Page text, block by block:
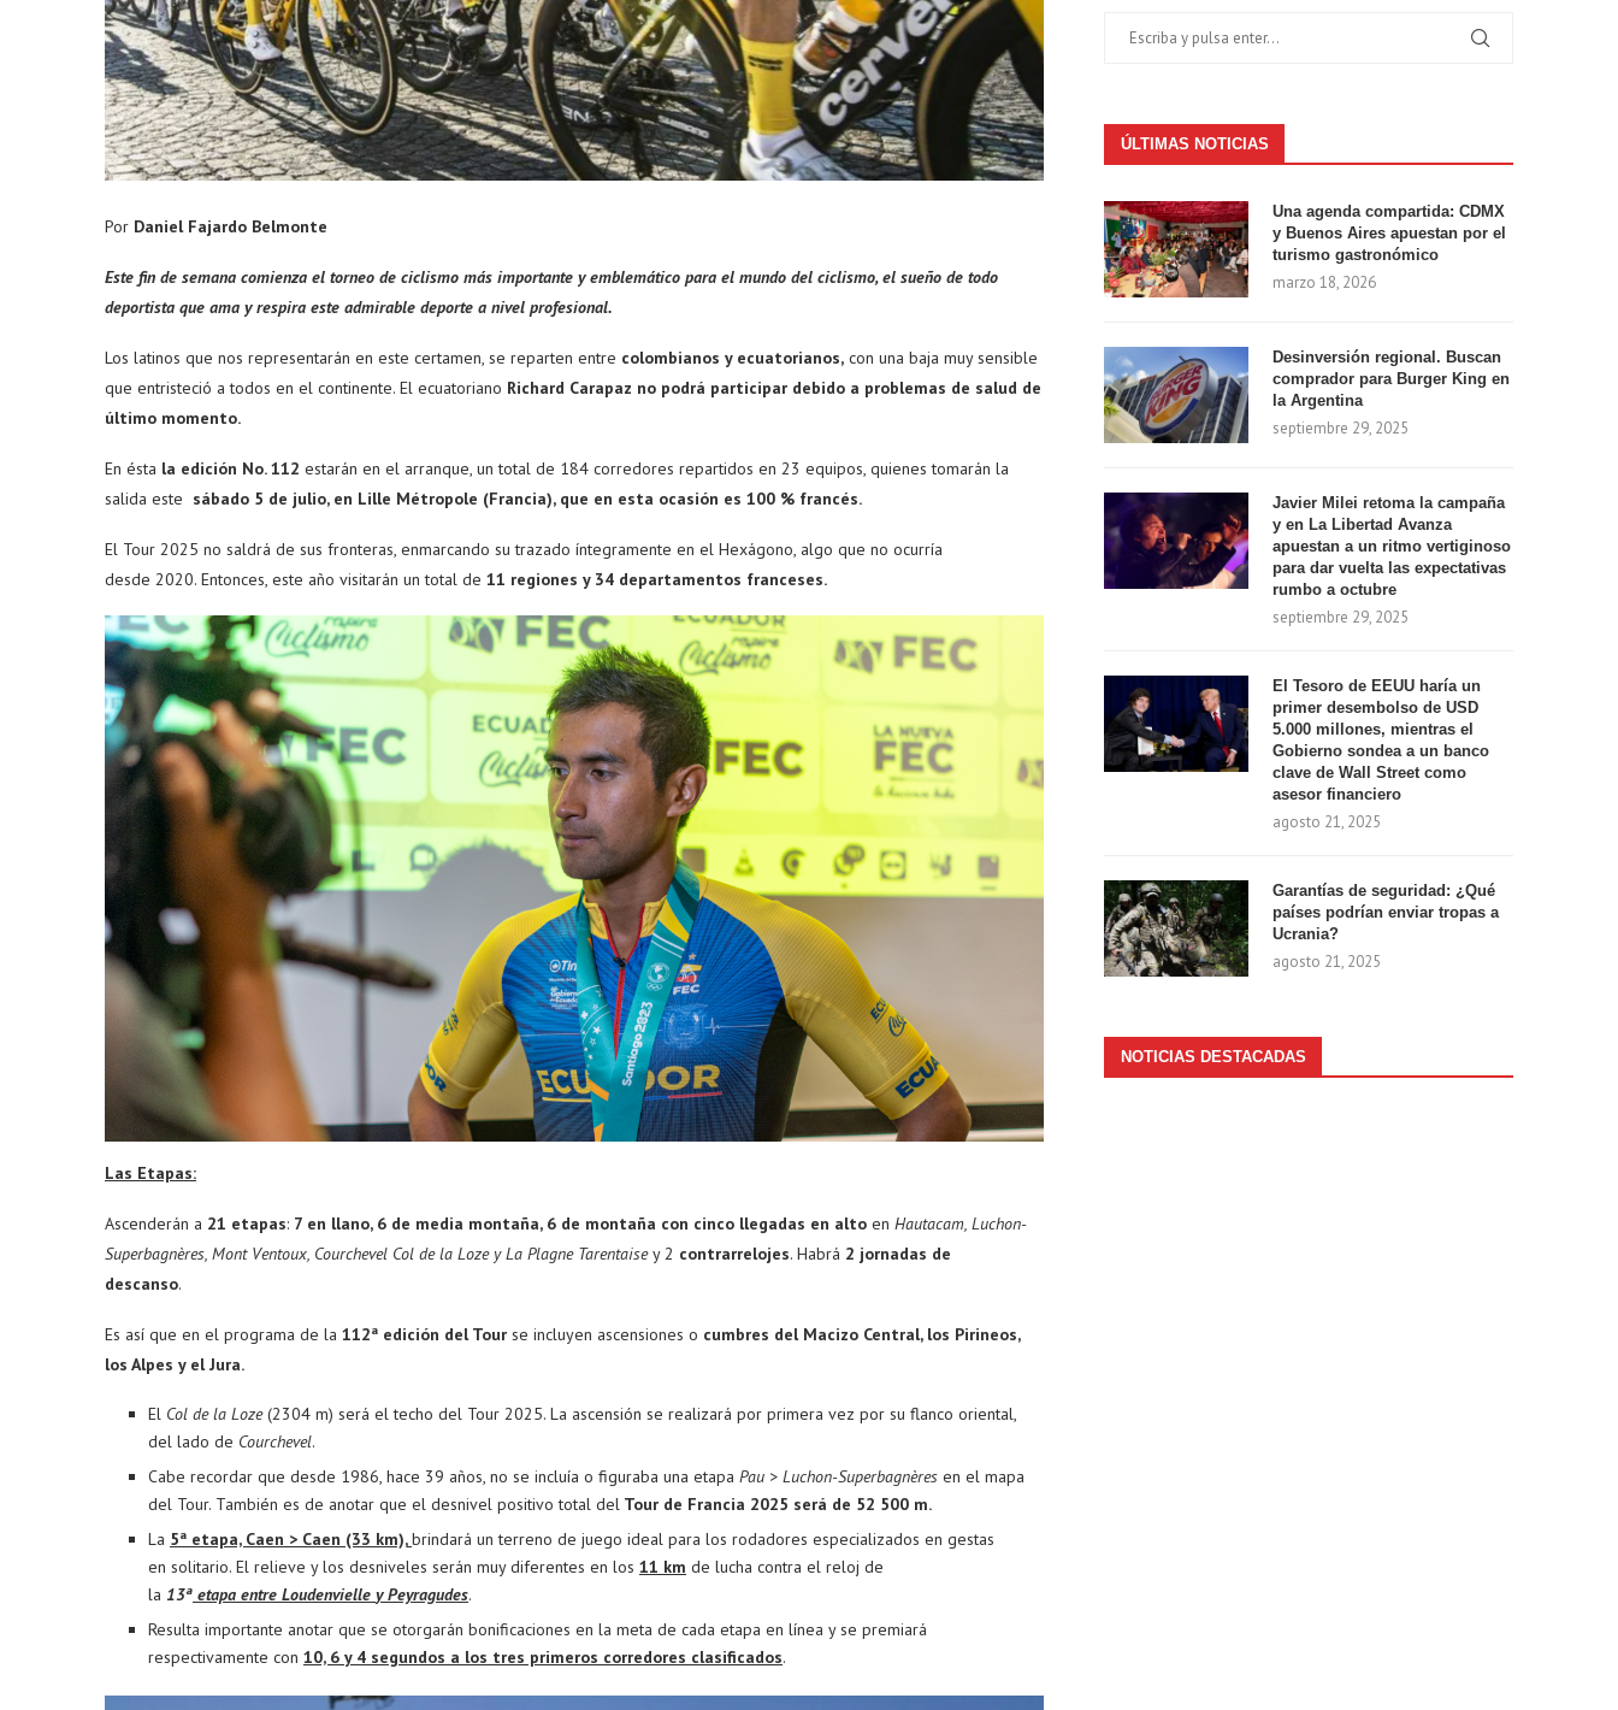
Por Daniel Fajardo Belmonte
Este fin de semana comienza el torneo de ciclismo más importante y emblemático para el mundo del ciclismo, el sueño de todo
deportista que ama y respira este admirable deporte a nivel profesional.
Los latinos que nos representarán en este certamen, se reparten entre colombianos y ecuatorianos, con una baja muy sensible
que entristeció a todos en el continente. El ecuatoriano Richard Carapaz no podrá participar debido a problemas de salud de
último momento.
En ésta la edición No. 112 estarán en el arranque, un total de 184 corredores repartidos en 23 equipos, quienes tomarán la
salida este sábado 5 de julio, en Lille Métropole (Francia), que en esta ocasión es 100 % francés.
El Tour 2025 no saldrá de sus fronteras, enmarcando su trazado íntegramente en el Hexágono, algo que no ocurría
desde 2020. Entonces, este año visitarán un total de 11 regiones y 34 departamentos franceses.
Las Etapas:
Ascenderán a 21 etapas: 7 en llano, 6 de media montaña, 6 de montaña con cinco llegadas en alto en Hautacam, Luchon-
Superbagnères, Mont Ventoux, Courchevel Col de la Loze y La Plagne Tarentaisey 2 contrarrelojes. Habrá 2 jornadas de
descanso.
Es así que en el programa de la 112ª edición del Tour se incluyen ascensiones o cumbres del Macizo Central, los Pirineos,
los Alpes y el Jura.
El Col de la Loze(2304 m) será el techo del Tour 2025. La ascensión se realizará por primera vez por su flanco oriental,
del lado de Courchevel.
Cabe recordar que desde 1986, hace 39 años, no se incluía o figuraba una etapa Pau > Luchon-Superbagnères en el mapa
del Tour. También es de anotar que el desnivel positivo total del Tour de Francia 2025 será de 52 500 m.
La 5ª etapa, Caen > Caen (33 km), brindará un terreno de juego ideal para los rodadores especializados en gestas
en solitario. El relieve y los desniveles serán muy diferentes en los 11 km de lucha contra el reloj de
la 13ª etapa entre Loudenvielle y Peyragudes.
Resulta importante anotar que se otorgarán bonificaciones en la meta de cada etapa en línea y se premiará
respectivamente con 10, 6 y 4 segundos a los tres primeros corredores clasificados.
ÚLTIMAS NOTICIAS
Una agenda compartida: CDMX
y Buenos Aires apuestan por el
turismo gastronómico
marzo 18, 2026
Desinversión regional. Buscan
comprador para Burger King en
la Argentina
septiembre 29, 2025
Javier Milei retoma la campaña
y en La Libertad Avanza
apuestan a un ritmo vertiginoso
para dar vuelta las expectativas
rumbo a octubre
septiembre 29, 2025
El Tesoro de EEUU haría un
primer desembolso de USD
5.000 millones, mientras el
Gobierno sondea a un banco
clave de Wall Street como
asesor financiero
agosto 21, 2025
Garantías de seguridad: ¿Qué
países podrían enviar tropas a
Ucrania?
agosto 21, 2025
NOTICIAS DESTACADAS